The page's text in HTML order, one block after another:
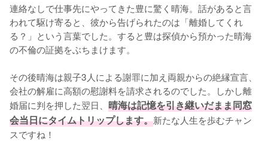
連絡なしで仕事先にやってきた豊に驚く晴海。話があると言
われて駆け寄ると、彼から告げられたのは「離婚してくれ
る？」という言葉でした。すると豊は探偵から預かった晴海
の不倫の証拠をぶちまけます。
その後晴海は親子3人による謝罪に加え両親からの絶縁宣言、
会社の解雇に高額の慰謝料を請求されるのでした。しかし離
婚届に判を押した翌日、 晴海は記憶を引き継いだまま同窓
会当日にタイムトリップします。新たな人生を歩むチャン
スですね！